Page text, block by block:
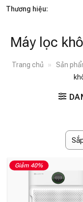
Thương hiệu:
Máy lọc
Trang chủ » Sản
Giảm 40%